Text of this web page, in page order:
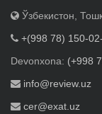
Ўзбекистон,
+(998 78) 150-
Devonxona: (+998
info@review.uz
cer@exat.uz